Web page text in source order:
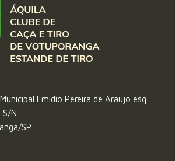
Emidio Pereira de Araujo esq.
S/N
SP